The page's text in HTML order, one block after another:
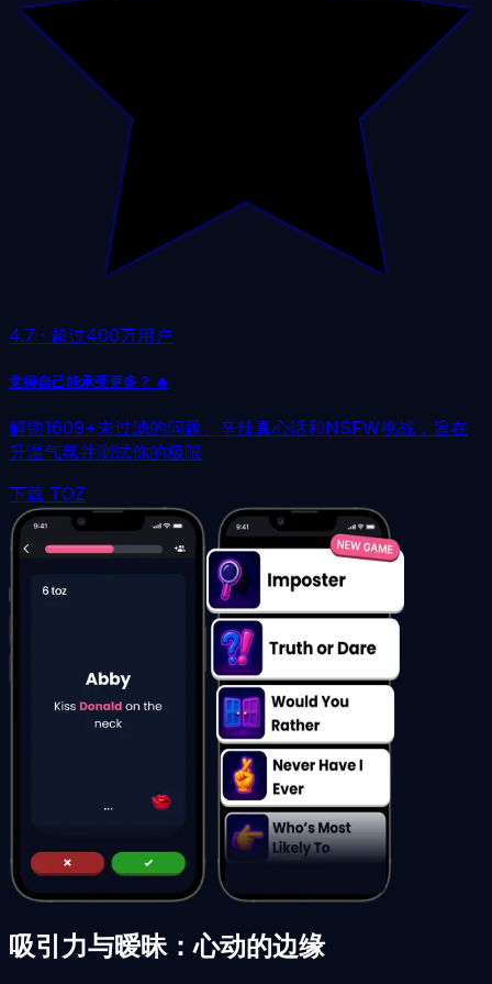
4.7 · 超过400万用户
觉得自己能承受更多？ 🔥
解锁1609+未过滤的问题、辛辣真心话和NSFW挑战，旨在
升温气氛并测试你的极限
下载 TOZ
吸引力与暧昧：心动的边缘